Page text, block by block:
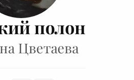
полон
Цветаева